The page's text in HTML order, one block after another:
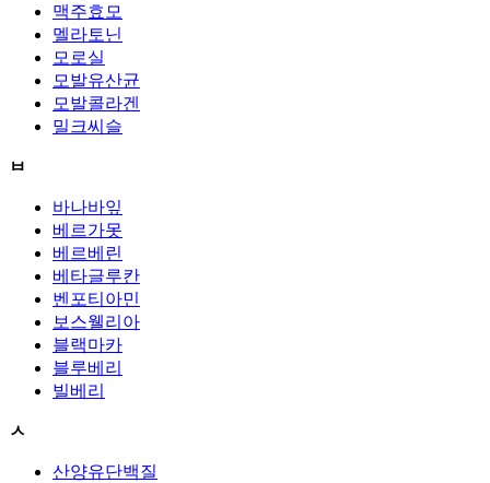
맥주효모
멜라토닌
모로실
모발유산균
모발콜라겐
밀크씨슬
ㅂ
바나바잎
베르가못
베르베린
베타글루칸
벤포티아민
보스웰리아
블랙마카
블루베리
빌베리
ㅅ
산양유단백질